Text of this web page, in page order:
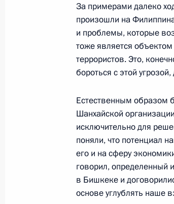
19 ноября 2002 года, 17:48
16 ноября 2002 года,
Начало встречи с
16 ноября 2002 года, 14:46
14 ноября 2002 года,
Вступительное слово
и депутатских групп
14 ноября 2002 года, 00:02
За примерами далеко
произошли на
и проблемы, которые
тоже является
террористов. Это,
бороться с этой
Естественным образом
Шанхайской
исключительно для
поняли, что потенциал
его и на сферу
говорил, определенный
в Бишкеке и
основе углублять наше